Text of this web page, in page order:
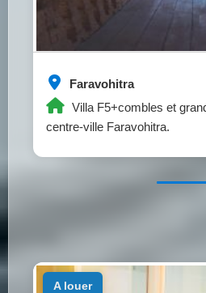
Faravohitra
Villa F5+combles et
centre-ville Faravohitra.
a louer